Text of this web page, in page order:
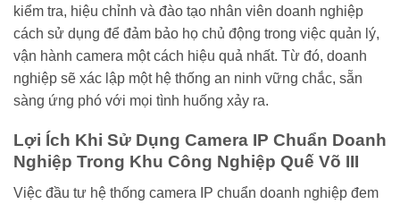
kiểm tra, hiệu chỉnh và đào tạo nhân viên doanh nghiệp
cách sử dụng để đảm bảo họ chủ động trong việc quản lý,
vận hành camera một cách hiệu quả nhất. Từ đó, doanh
nghiệp sẽ xác lập một hệ thống an ninh vững chắc, sẵn
sàng ứng phó với mọi tình huống xảy ra.
Lợi Ích Khi Sử Dụng Camera IP Chuẩn Doanh
Nghiệp Trong Khu Công Nghiệp Quế Võ III
Việc đầu tư hệ thống camera IP chuẩn doanh nghiệp đem